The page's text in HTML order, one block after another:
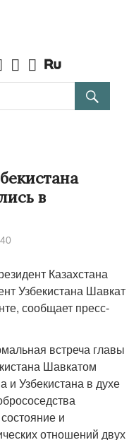
в
Казахстана
Узбекистана Шавкат
сообщает пресс-
встреча главы
Шавкатом
и Узбекистана в духе
и
отношений двух